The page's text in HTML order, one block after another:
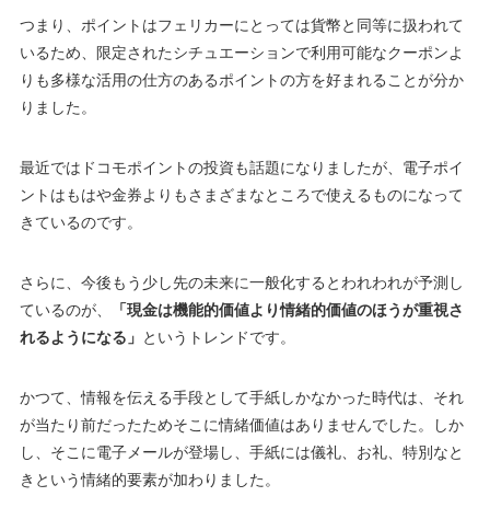
つまり、ポイントはフェリカーにとっては貨幣と同等に扱われて
いるため、限定されたシチュエーションで利用可能なクーポンよ
りも多様な活用の仕方のあるポイントの方を好まれることが分か
りました。
最近ではドコモポイントの投資も話題になりましたが、電子ポイ
ントはもはや金券よりもさまざまなところで使えるものになって
きているのです。
さらに、今後もう少し先の未来に一般化するとわれわれが予測し
ているのが、
「現金は機能的価値より情緒的価値のほうが重視さ
れるようになる」 というトレンドです。
かつて、情報を伝える手段として手紙しかなかった時代は、それ
が当たり前だったためそこに情緒価値はありませんでした。しか
し、そこに電子メールが登場し、手紙には儀礼、お礼、特別なと
きという情緒的要素が加わりました。